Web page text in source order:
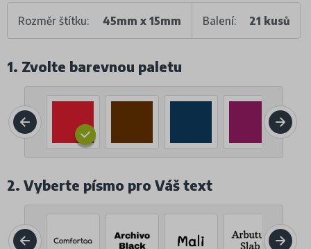
Rozměr štítku: 45mm x 15mm Balení: 21 kusů
1. Zvolte barevnou paletu
2. Vyberte písmo pro Váš text